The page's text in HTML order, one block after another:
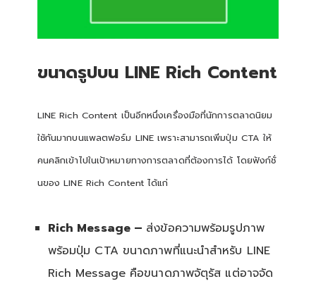
ขนาดรูปบน LINE Rich Content
LINE Rich Content เป็นอีกหนึ่งเครื่องมือที่นักการตลาดนิยม
ใช้กันมากบนแพลตฟอร์ม LINE เพราะสามารถเพิ่มปุ่ม CTA ให้
คนคลิกเข้าไปในเป้าหมายทางการตลาดที่ต้องการได้ โดยฟังก์ชั่
นของ LINE Rich Content ได้แก่
Rich Message – ส่งข้อความพร้อมรูปภาพ
พร้อมปุ่ม CTA ขนาดภาพที่แนะนำสำหรับ LINE
Rich Message คือขนาดภาพจัตุรัส แต่อาจจัด